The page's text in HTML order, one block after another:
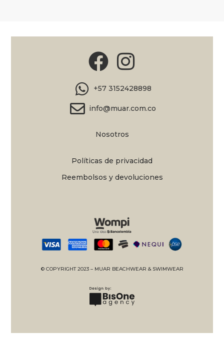
+57 3152428898
info@muar.com.co
Nosotros
Políticas de privacidad
Reembolsos y devoluciones
© COPYRIGHT 2023 – MUAR BEACHWEAR & SWIMWEAR